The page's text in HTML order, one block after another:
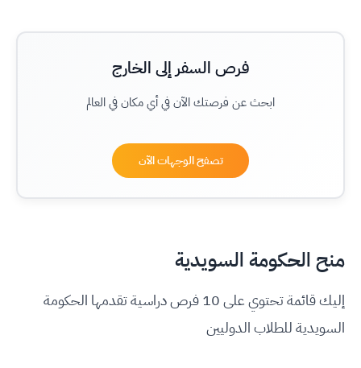
فرص السفر إلى الخارج
ابحث عن فرصتك الآن في أي مكان في العالم
تصفح الوجهات الآن
منح الحكومة السويدية
إليك قائمة تحتوي على 10 فرص دراسية تقدمها الحكومة
السويدية للطلاب الدوليين